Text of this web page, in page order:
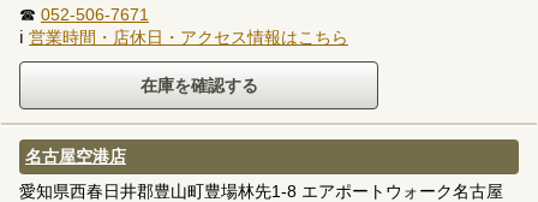
☎ 052-506-7671
ℹ 営業時間・店休日・アクセス情報はこちら
名古屋空港店
愛知県西春日井郡豊山町豊場林先1-8 エアポートウォーク名古屋